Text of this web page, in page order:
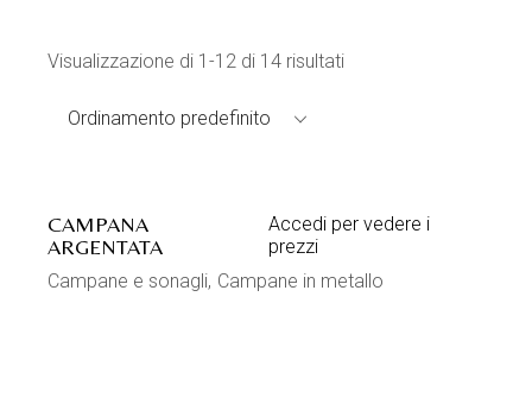
Visualizzazione di 1-12 di 14 risultati
Ordinamento predefinito
CAMPANA
ARGENTATA
Accedi per vedere i
prezzi
Campane e sonagli Campane in metallo